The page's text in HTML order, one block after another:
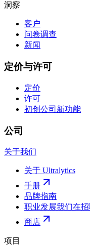
洞察
客户
问卷调查
新闻
定价与许可
定价
许可
初创公司 新功能
公司
关于我们
关于 Ultralytics
手册
品牌指南
职业发展我们在招
商店
项目